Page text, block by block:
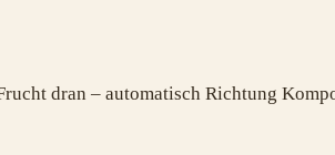
dran – automatisch Richtung